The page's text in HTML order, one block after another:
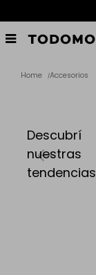

Home Accesorios
Descubrí
nuestras
tendencias